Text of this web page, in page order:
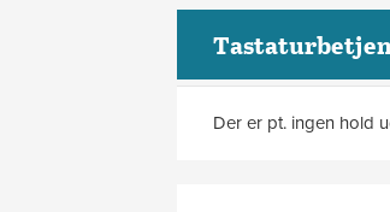
Der er pt. ingen hold